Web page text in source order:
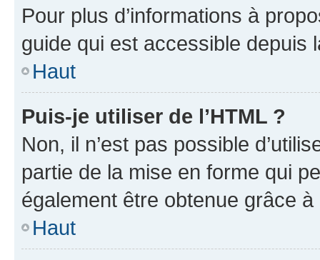
Pour plus d’informations à
guide qui est accessible depuis
Haut
Puis-je utiliser de l’HTML ?
Non, il n’est pas possible
partie de la mise en forme qui
également être obtenue grâce à
Haut